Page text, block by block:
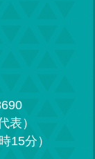
表）
15分）